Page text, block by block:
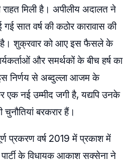
मिली है। अपीलीय अदालत ने
गई सात वर्ष की कठोर कारावास की
है। शुक्रवार को आए इस फैसले के
और समर्थकों के बीच हर्ष का
इस निर्णय से अब्दुल्ला आजम के
एक नई उम्मीद जगी है, यद्यपि उनके
बरकरार हैं।
प्रकरण वर्ष 2019 में प्रकाश में
के विधायक आकाश सक्सेना ने